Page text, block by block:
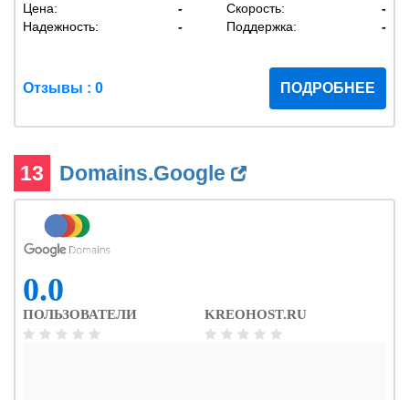
Цена: - Скорость:
-
Надежность:
- Поддержка: -
Отзывы : 0 ПОДРОБНЕЕ
13 Domains.Google
0.0
ПОЛЬЗОВАТЕЛИ KREOHOST.RU